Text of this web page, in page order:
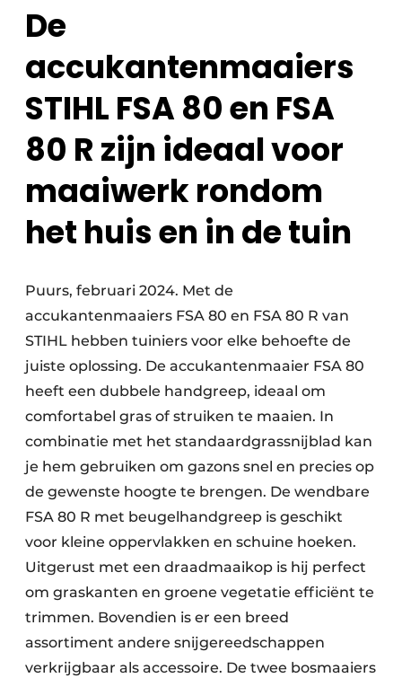
Video’s
De
accukantenmaaiers
STIHL FSA 80 en FSA
80 R zijn ideaal voor
maaiwerk rondom
het huis en in de tuin
Puurs, februari 2024. Met de
accukantenmaaiers FSA 80 en FSA 80 R van
STIHL hebben tuiniers voor elke behoefte de
juiste oplossing. De accukantenmaaier FSA 80
heeft een dubbele handgreep, ideaal om
comfortabel gras of struiken te maaien. In
combinatie met het standaardgrassnijblad kan
je hem gebruiken om gazons snel en precies op
de gewenste hoogte te brengen. De wendbare
FSA 80 R met beugelhandgreep is geschikt
voor kleine oppervlakken en schuine hoeken.
Uitgerust met een draadmaaikop is hij perfect
om graskanten en groene vegetatie efficiënt te
trimmen. Bovendien is er een breed
assortiment andere snijgereedschappen
verkrijgbaar als accessoire. De twee bosmaaiers